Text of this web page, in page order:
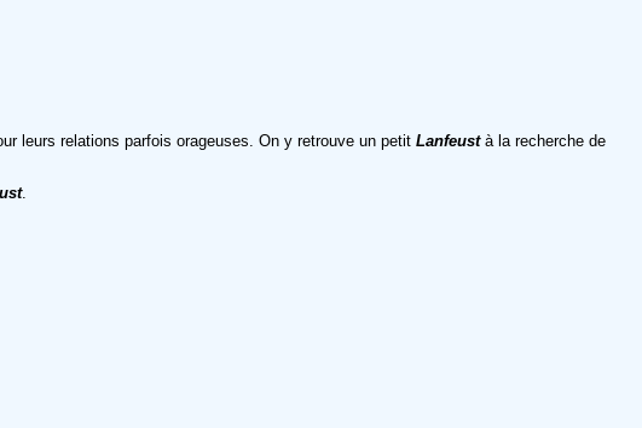
leurs relations parfois orageuses. On y retrouve un petit Lanfeustà la recherche de
.